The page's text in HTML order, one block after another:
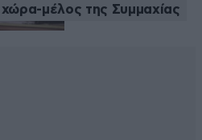
χώρα-μέλος της Συμμαχίας